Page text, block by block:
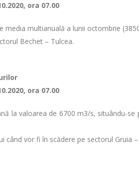
ora 07.00
media multianuală a lunii octombrie
Bechet – Tulcea.
ora 07.00
la valoarea de 6700 m3/s, situându-se
când vor fi în scădere pe sectorul Gruia